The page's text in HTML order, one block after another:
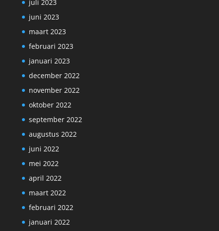
juli 2023
juni 2023
maart 2023
februari 2023
januari 2023
december 2022
november 2022
oktober 2022
september 2022
augustus 2022
juni 2022
mei 2022
april 2022
maart 2022
februari 2022
januari 2022